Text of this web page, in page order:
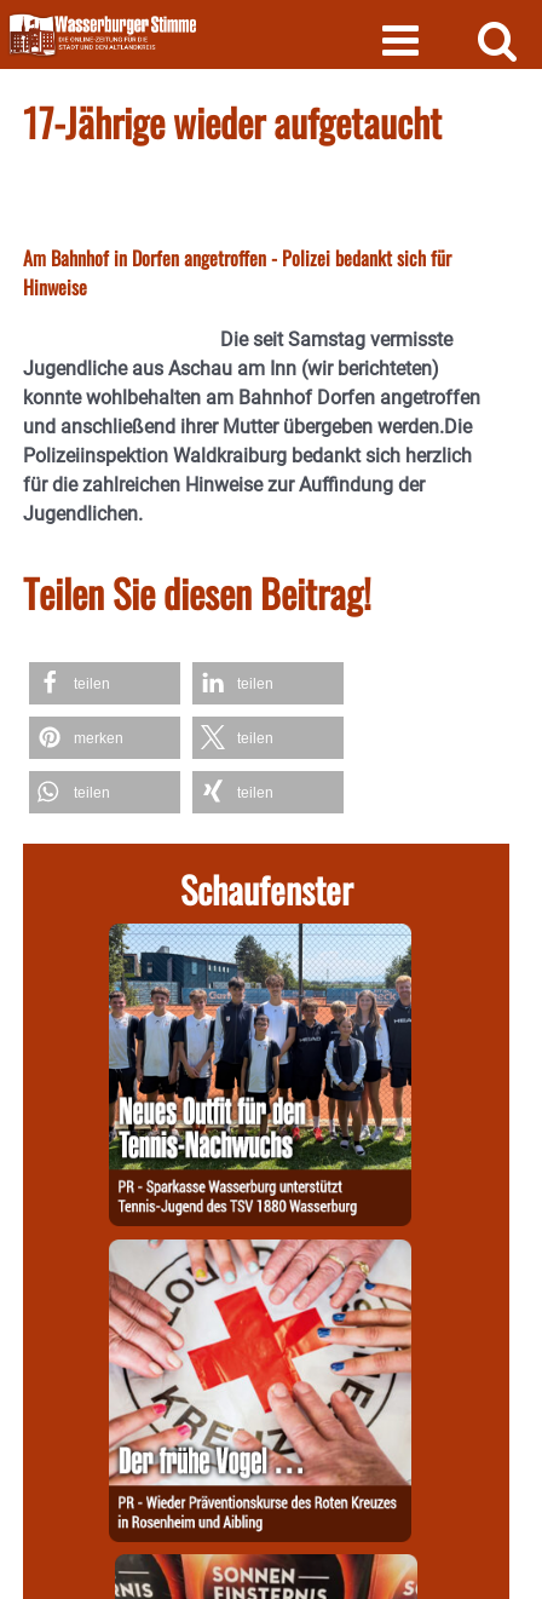
Skip
to
content
17-Jährige wieder aufgetaucht
Am Bahnhof in Dorfen angetroffen - Polizei bedankt sich für
Hinweise
Die seit Samstag vermisste
Jugendliche aus Aschau am Inn (wir berichteten)
konnte wohlbehalten am Bahnhof Dorfen angetroffen
und anschließend ihrer Mutter übergeben werden.Die
Polizeiinspektion Waldkraiburg bedankt sich herzlich
für die zahlreichen Hinweise zur Auffindung der
Jugendlichen.
Teilen Sie diesen Beitrag!
teilen teilen
merken teilen
teilen teilen
Schaufenster